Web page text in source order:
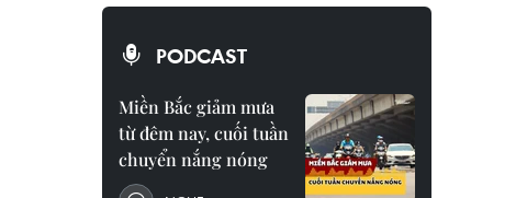
PODCAST
Miền Bắc giảm mưa
từ đêm nay, cuối tuần
chuyển nắng nóng